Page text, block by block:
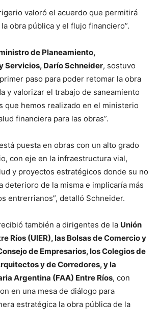
valoró el acuerdo que permitirá
obra pública y el flujo financiero”.
de Planeamiento,
Servicios, Darío Schneider, sostuvo
paso para poder retomar la obra
y valorizar el trabajo de saneamiento
que hemos realizado en el ministerio
financiera para las obras”.
puesta en obras con un alto grado
con eje en la infraestructura vial,
y proyectos estratégicos donde su no
deterioro de la misma e implicaría más
entrerrianos”, detalló Schneider.
también a dirigentes de la Unión
Ríos (UIER), las Bolsas de Comercio y
de Empresarios, los Colegios de
y de Corredores, y la
Argentina (FAA) Entre Ríos, con
en una mesa de diálogo para
estratégica la obra pública de la